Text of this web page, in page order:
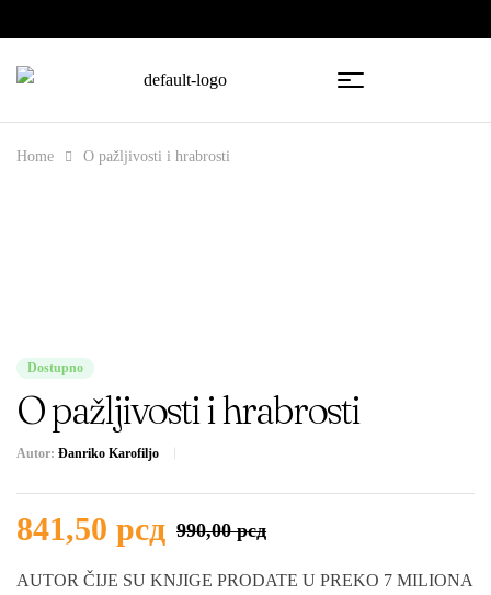
Home O pažljivosti i hrabrosti
Dostupno
O pažljivosti i hrabrosti
Autor: Đanriko Karofiljo
990,00рсд
841,50 рсд
AUTOR ČIJE SU KNJIGE PRODATE U PREKO 7 MILIONA